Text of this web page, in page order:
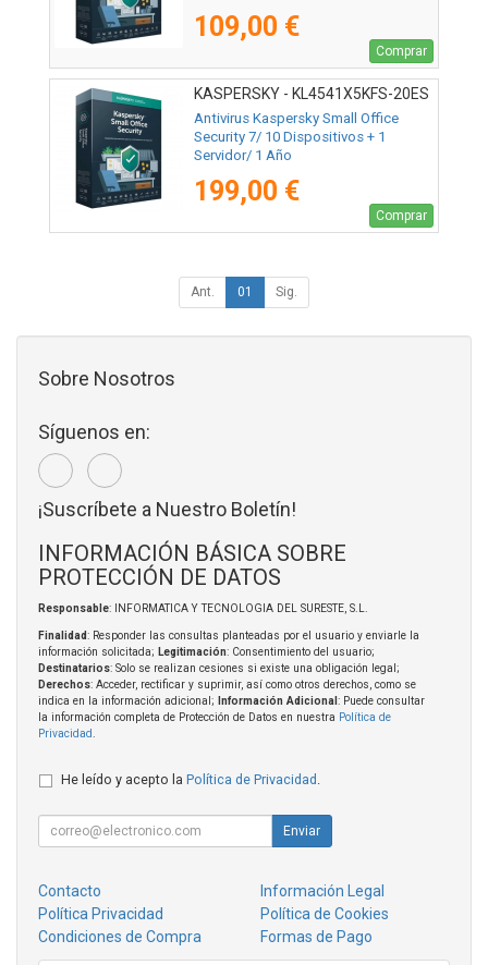
109,00 €
Comprar
KASPERSKY - KL4541X5KFS-20ES
Antivirus Kaspersky Small Office
Security 7/ 10 Dispositivos + 1
Servidor/ 1 Año
199,00 €
Comprar
Ant. 01 Sig.
Sobre Nosotros
Síguenos en:
¡Suscríbete a Nuestro Boletín!
INFORMACIÓN BÁSICA SOBRE
PROTECCIÓN DE DATOS
Responsable: INFORMATICA Y TECNOLOGIA DEL SURESTE, S.L.
Finalidad: Responder las consultas planteadas por el usuario y enviarle la
información solicitada; Legitimación: Consentimiento del usuario;
Destinatarios: Solo se realizan cesiones si existe una obligación legal;
Derechos: Acceder, rectificar y suprimir, así como otros derechos, como se
indica en la información adicional;
Información Adicional : Puede consultar
la información completa de Protección de Datos en nuestra Política de
Privacidad
He leído y acepto la Política de Privacidad
Enviar
Contacto
Información Legal
Política Privacidad
Política de Cookies
Condiciones de Compra
Formas de Pago